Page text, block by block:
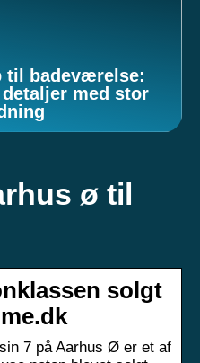
til badeværelse:
detaljer med stor
ø til
solgt
7 på Aarhus Ø er et af